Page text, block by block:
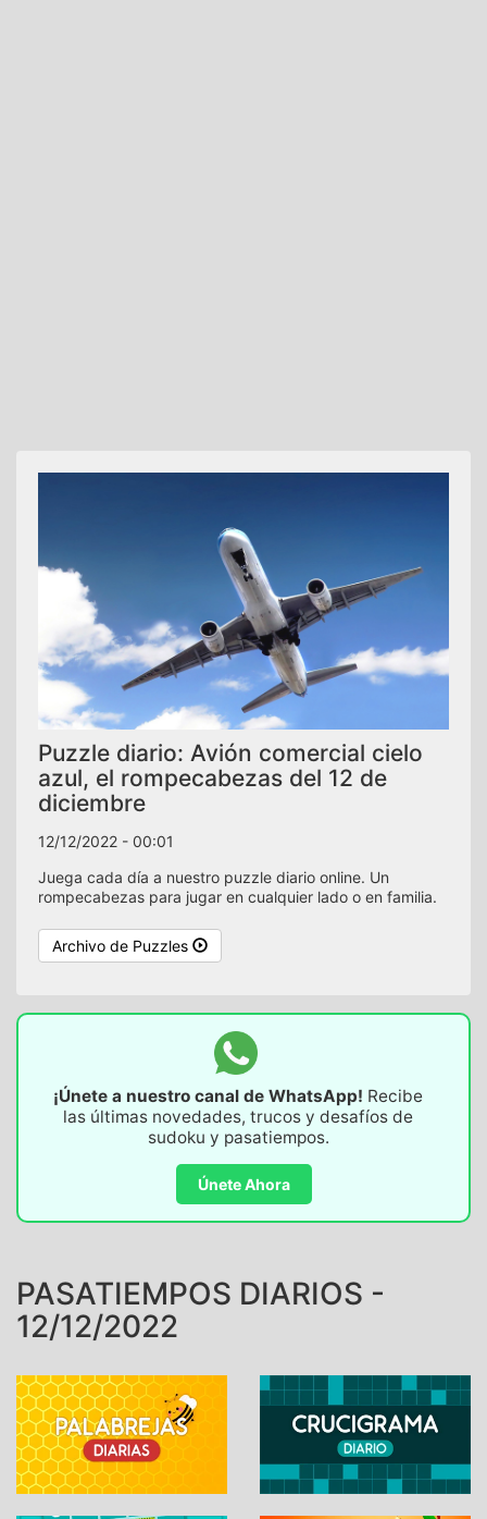
Puzzle diario: Avión comercial cielo
azul, el rompecabezas del 12 de
diciembre
12/12/2022 - 00:01
Juega cada día a nuestro puzzle diario online. Un
rompecabezas para jugar en cualquier lado o en familia.
Archivo de Puzzles
¡Únete a nuestro canal de WhatsApp! Recibe
las últimas novedades, trucos y desafíos de
sudoku y pasatiempos.
Únete Ahora
PASATIEMPOS DIARIOS -
12/12/2022